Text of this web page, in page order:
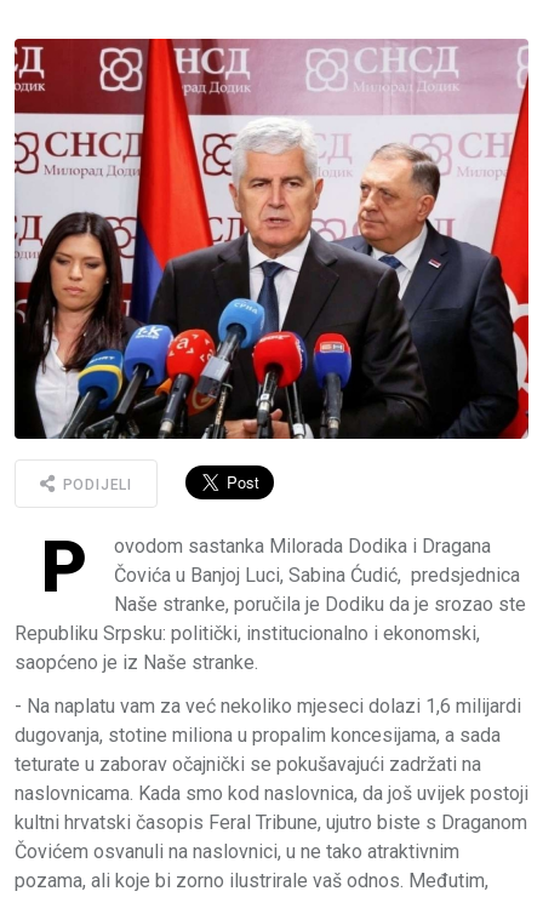
PODIJELI
P
ovodom sastanka Milorada Dodika i Dragana
Čovića u Banjoj Luci, Sabina Ćudić, predsjednica
Naše stranke, poručila je Dodiku da je srozao ste
Republiku Srpsku: politički, institucionalno i ekonomski,
saopćeno je iz Naše stranke.
- Na naplatu vam za već nekoliko mjeseci dolazi 1,6 milijardi
dugovanja, stotine miliona u propalim koncesijama, a sada
teturate u zaborav očajnički se pokušavajući zadržati na
naslovnicama. Kada smo kod naslovnica, da još uvijek postoji
kultni hrvatski časopis Feral Tribune, ujutro biste s Draganom
Čovićem osvanuli na naslovnici, u ne tako atraktivnim
pozama, ali koje bi zorno ilustrirale vaš odnos. Međutim,